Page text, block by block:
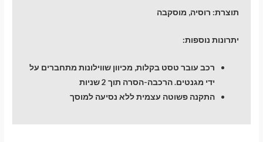
תוצרת: רוסיה, מוסקבה
יתרונות נוספות:
רכב עובר טסט בקלות, מכיוון שווילונות מתחברים על
ידי מגנטים. הרכבה-הסרה תוך 2 שניות
התקנה פשוטה עצמית ללא נסיעה למוסך